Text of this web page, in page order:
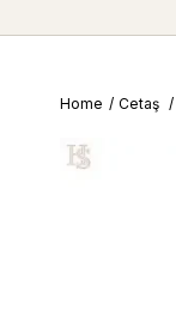
Home / Cetaş /